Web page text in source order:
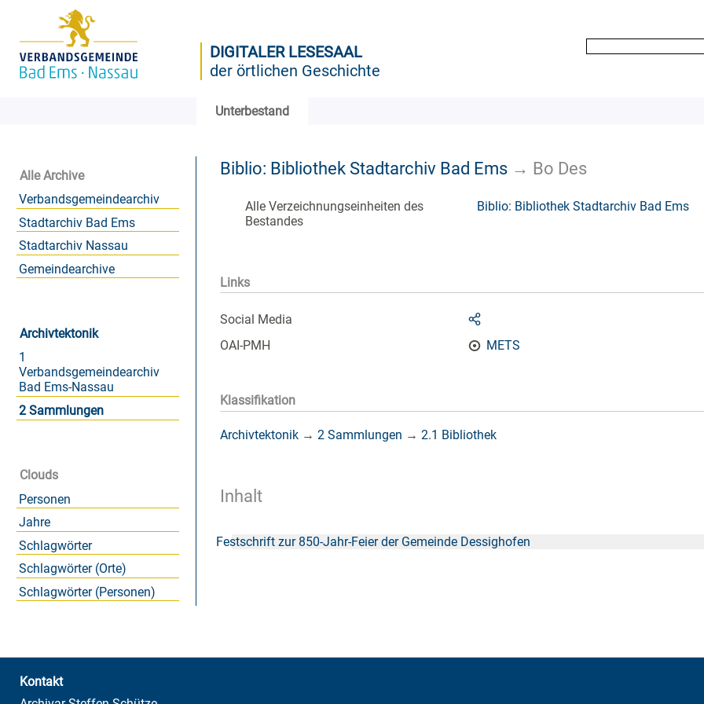
DIGITALER LESESAAL
der örtlichen Geschichte
Unterbestand
Alle Archive
Verbandsgemeindearchiv
Stadtarchiv Bad Ems
Stadtarchiv Nassau
Gemeindearchive
Archivtektonik
1
Verbandsgemeindearchiv
Bad Ems-Nassau
2 Sammlungen
Clouds
Personen
Jahre
Schlagwörter
Schlagwörter (Orte)
Schlagwörter (Personen)
Biblio: Bibliothek Stadtarchiv Bad Ems → Bo Des
Alle Verzeichnungseinheiten des
Bestandes
Biblio: Bibliothek Stadtarchiv Bad Ems
Links
Social Media
OAI-PMH
METS
Klassifikation
Archivtektonik → 2 Sammlungen → 2.1 Bibliothek
Inhalt
Festschrift zur 850-Jahr-Feier der Gemeinde Dessighofen
Kontakt